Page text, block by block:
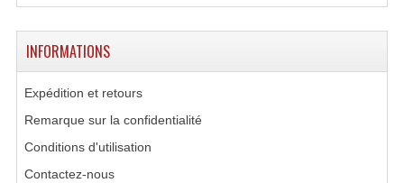
INFORMATIONS
Expédition et retours
Remarque sur la confidentialité
Conditions d'utilisation
Contactez-nous